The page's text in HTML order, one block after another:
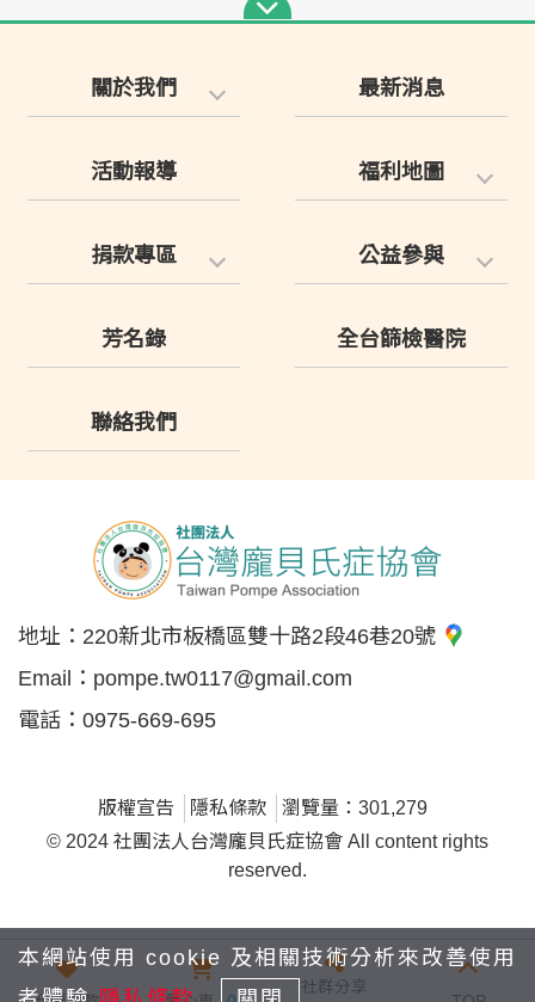
關於我們 最新消息
活動報導 福利地圖
捐款專區 公益參與
芳名錄 全台篩檢醫院
聯絡我們
地址： 220新北市板橋區雙十路2段46巷20號
Email： pompe.tw0117@gmail.com
電話： 0975-669-695
版權宣告 隱私條款
瀏覽量：301,279
© 2024 社團法人台灣龐貝氏症協會 All content rights
reserved.
社群分享
本網站使用 cookie 及相關技術分析來改善使用